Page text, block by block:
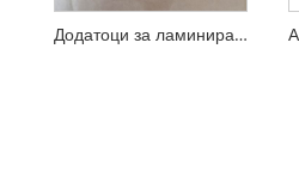
Додатоци за ламинирање на машината со 6004 за YFMD-850